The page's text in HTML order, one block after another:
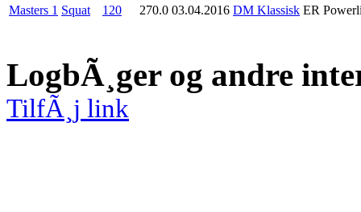
Masters 1 Squat 120 270.0 03.04.2016 DM Klassisk ER
LogbÃ¸ger og andre
TilfÃ¸j link